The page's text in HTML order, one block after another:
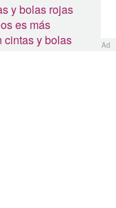
y bolas rojas
es más
cintas y bolas
Ad